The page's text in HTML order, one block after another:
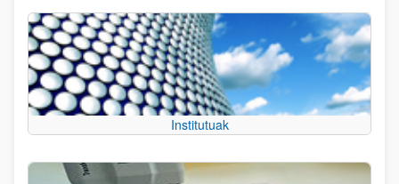
Institutuak